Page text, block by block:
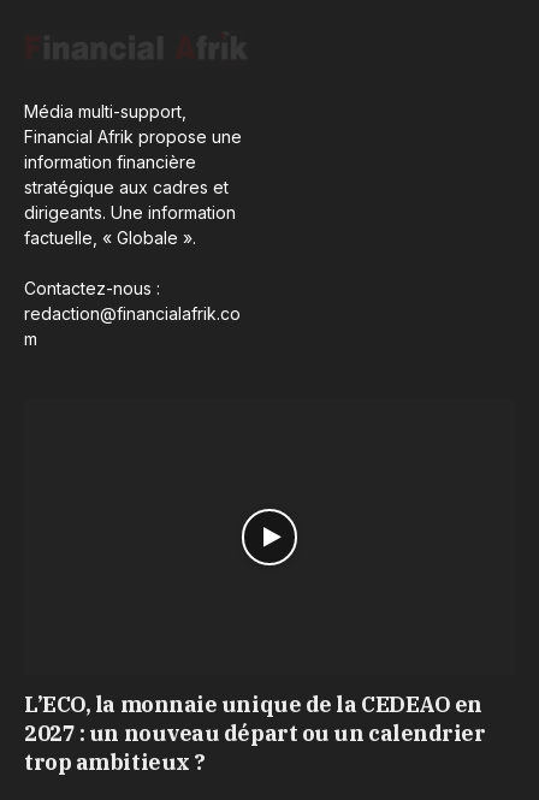
Média multi-support,
Financial Afrik propose une
information financière
stratégique aux cadres et
dirigeants. Une information
factuelle, « Globale ».
Contactez-nous :
redaction@financialafrik.co
m
L’ECO, la monnaie unique de la CEDEAO en
2027 : un nouveau départ ou un calendrier
trop ambitieux ?